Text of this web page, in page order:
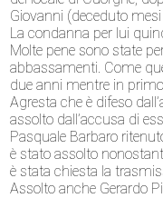
Giovanni (deceduto
La condanna per lui
Molte pene sono state
abbassamenti. Come
due anni mentre in
Agresta che è difeso
assolto dall’accusa di
Pasquale Barbaro
è stato assolto
è stata chiesta la
Assolto anche Gerardo